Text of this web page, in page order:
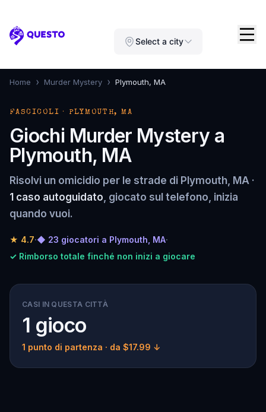
Questo Select a city
Home › Murder Mystery › Plymouth, MA
FASCICOLI · PLYMOUTH, MA
Giochi Murder Mystery a
Plymouth, MA
Risolvi un omicidio per le strade di Plymouth, MA ·
1 caso autoguidato, giocato sul telefono, inizia
quando vuoi.
★ 4.7·◆ 23 giocatori a Plymouth, MA·
✓ Rimborso totale finché non inizi a giocare
CASI IN QUESTA CITTÀ
1 gioco
1 punto di partenza · da $17.99 ↓